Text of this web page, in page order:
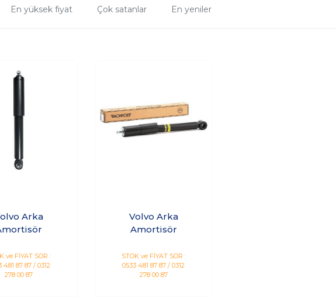
En yüksek fiyat Çok satanlar En yeniler
Arka
ve FİYAT SOR :
481 87 87 / 0312
278 00 87
Volvo Arka
Amortisör
STOK ve FİYAT SOR :
0533 481 87 87 / 0312
278 00 87